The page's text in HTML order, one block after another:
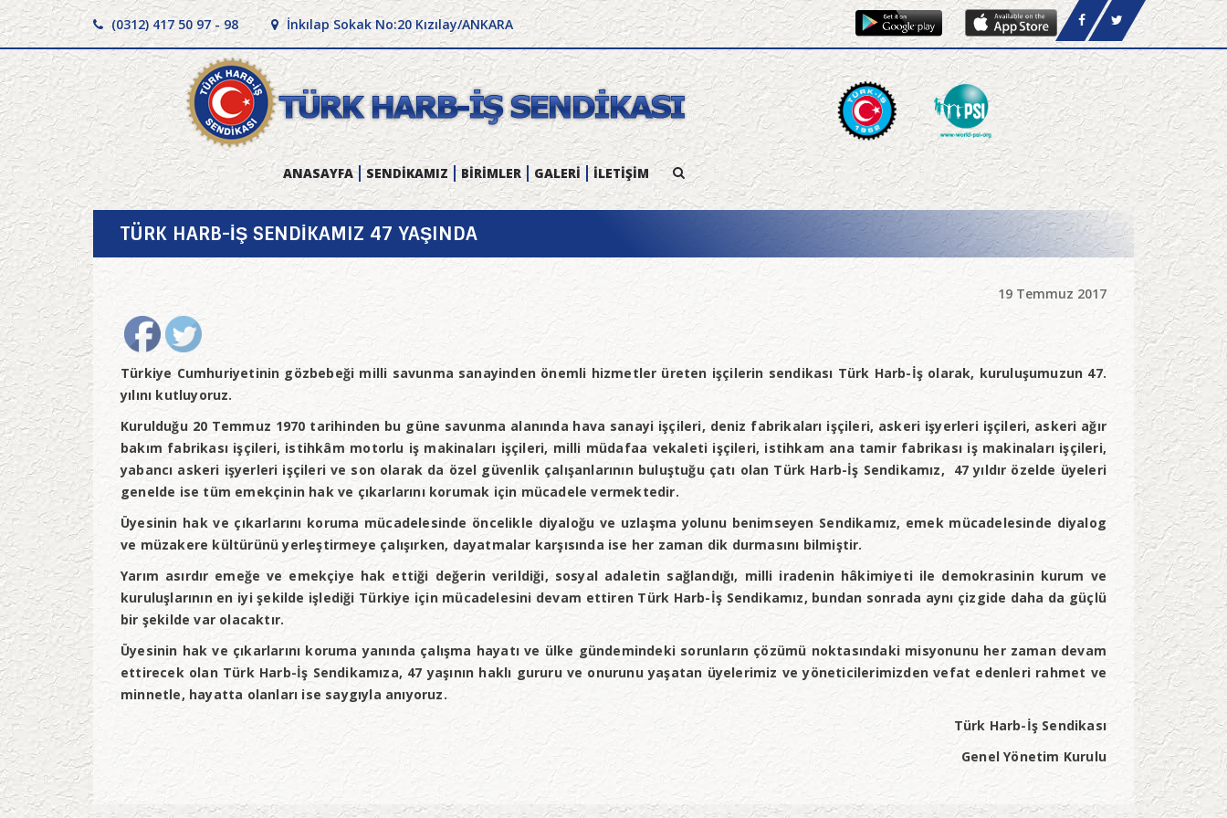
(0312) 417 50 97 - 98 İnkılap Sokak No:20 Kızılay/ANKARA
ANASAYFA SENDİKAMIZ BİRİMLER GALERİ İLETİŞİM
TÜRK HARB-İŞ SENDİKAMIZ 47 YAŞINDA
19 Temmuz 2017
Türkiye Cumhuriyetinin gözbebeği milli savunma sanayinden önemli hizmetler üreten işçilerin sendikası Türk Harb-İş olarak, kuruluşumuzun 47.
yılını kutluyoruz.
Kurulduğu 20 Temmuz 1970 tarihinden bu güne savunma alanında hava sanayi işçileri, deniz fabrikaları işçileri, askeri işyerleri işçileri, askeri ağır
bakım fabrikası işçileri, istihkâm motorlu iş makinaları işçileri, milli müdafaa vekaleti işçileri, istihkam ana tamir fabrikası iş makinaları işçileri,
yabancı askeri işyerleri işçileri ve son olarak da özel güvenlik çalışanlarının buluştuğu çatı olan Türk Harb-İş Sendikamız, 47 yıldır özelde üyeleri
genelde ise tüm emekçinin hak ve çıkarlarını korumak için mücadele vermektedir.
Üyesinin hak ve çıkarlarını koruma mücadelesinde öncelikle diyaloğu ve uzlaşma yolunu benimseyen Sendikamız, emek mücadelesinde diyalog
ve müzakere kültürünü yerleştirmeye çalışırken, dayatmalar karşısında ise her zaman dik durmasını bilmiştir.
Yarım asırdır emeğe ve emekçiye hak ettiği değerin verildiği, sosyal adaletin sağlandığı, milli iradenin hâkimiyeti ile demokrasinin kurum ve
kuruluşlarının en iyi şekilde işlediği Türkiye için mücadelesini devam ettiren Türk Harb-İş Sendikamız, bundan sonrada aynı çizgide daha da güçlü
bir şekilde var olacaktır.
Üyesinin hak ve çıkarlarını koruma yanında çalışma hayatı ve ülke gündemindeki sorunların çözümü noktasındaki misyonunu her zaman devam
ettirecek olan Türk Harb-İş Sendikamıza, 47 yaşının haklı gururu ve onurunu yaşatan üyelerimiz ve yöneticilerimizden vefat edenleri rahmet ve
minnetle, hayatta olanları ise saygıyla anıyoruz.
Türk Harb-İş Sendikası
Genel Yönetim Kurulu